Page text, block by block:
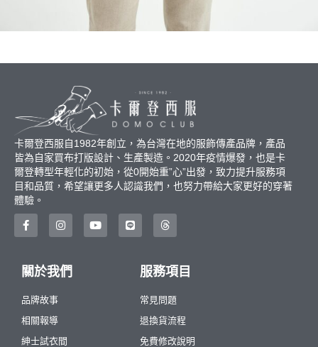
卡爾登西服自1982年創立，為台灣在地的服飾傳產品牌，產品
皆為自家買布打版設計、生產製造。2020年疫情爆發，也是卡
爾登轉型年輕化的初始，從0開始重”心”出發，致力提升服務項
目和品質，希望讓更多人認識我們，也努力帶給大家更好的穿著
體驗。
關於我們
品牌故事
相關報導
紳士試衣間
服務項目
常見問題
退換貨流程
免費修改說明